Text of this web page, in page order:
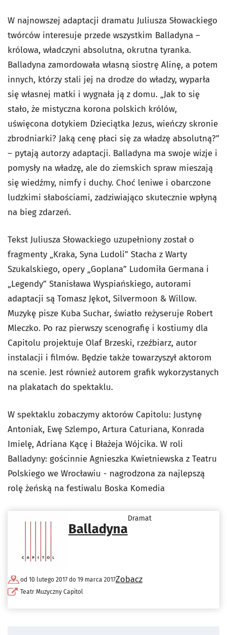
W najnowszej adaptacji dramatu Juliusza Słowackiego
twórców interesuje przede wszystkim Balladyna –
królowa, władczyni absolutna, okrutna tyranka.
Balladyna zamordowała własną siostrę Alinę, a potem
innych, którzy stali jej na drodze do władzy, wyparła
się własnej matki i wygnała ją z domu. „Jak to się
stało, że mistyczna korona polskich królów,
uświęcona dotykiem Dzieciątka Jezus, wieńczy skronie
zbrodniarki? Jaką cenę płaci się za władzę absolutną?”
– pytają autorzy adaptacji. Balladyna ma swoje wizje i
pomysły na władzę, ale do ziemskich spraw mieszają
się wiedźmy, nimfy i duchy. Choć leniwe i obarczone
ludzkimi słabościami, zadziwiająco skutecznie wpłyną
na bieg zdarzeń.
Tekst Juliusza Słowackiego uzupełniony został o
fragmenty „Kraka, Syna Ludoli” Stacha z Warty
Szukalskiego, opery „Goplana” Ludomiła Germana i
„Legendy” Stanisława Wyspiańskiego, autorami
adaptacji są Tomasz Jękot, Silvermoon & Willow.
Muzykę pisze Kuba Suchar, światło reżyseruje Robert
Mleczko. Po raz pierwszy scenografię i kostiumy dla
Capitolu projektuje Olaf Brzeski, rzeźbiarz, autor
instalacji i filmów. Będzie także towarzyszył aktorom
na scenie. Jest również autorem grafik wykorzystanych
na plakatach do spektaklu.
W spektaklu zobaczymy aktorów Capitolu: Justynę
Antoniak, Ewę Szlempo, Artura Caturiana, Konrada
Imielę, Adriana Kącę i Błażeja Wójcika. W roli
Balladyny: gościnnie Agnieszka Kwietniewska z Teatru
Polskiego we Wrocławiu - nagrodzona za najlepszą
rolę żeńską na festiwalu Boska Komedia
Balladyna
Dramat
od 10 lutego 2017 do 19 marca 2017
Teatr Muzyczny Capitol
Zobacz